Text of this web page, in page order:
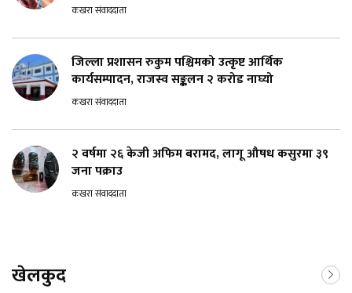
कखरा संवाददाता
जिल्ला प्रशासन रुकुम पश्चिमको उत्कृष्ट आर्थिक
कार्यसम्पादन, राजस्व सङ्कलन २ करोड नाघ्यो
कखरा संवाददाता
२ वर्षमा २६ केजी अफिम बरामद, लागू औषध कसुरमा ३९
जना पक्राउ
कखरा संवाददाता
खेलकुद